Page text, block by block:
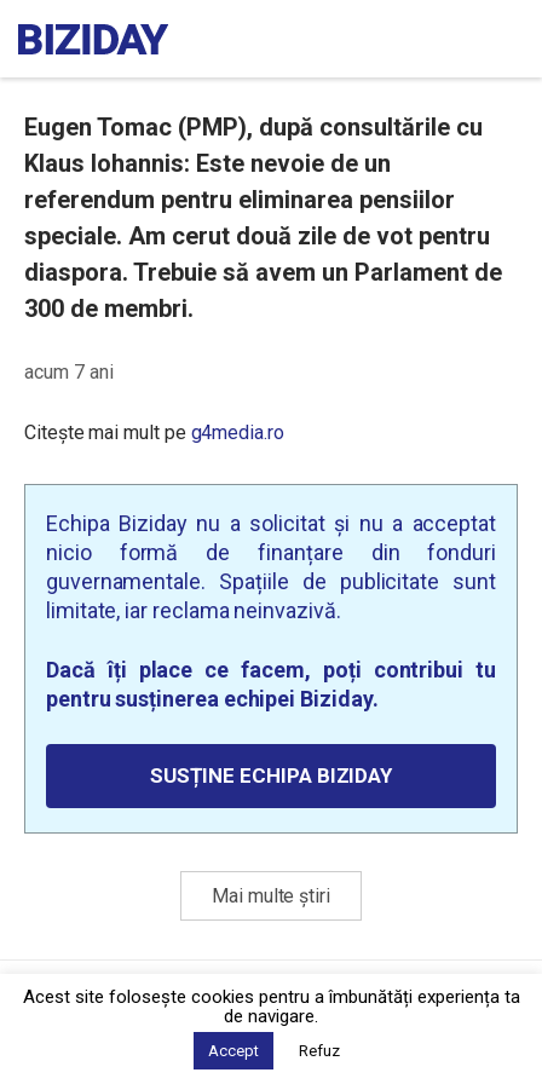
Eugen Tomac (PMP), după consultările cu
Klaus Iohannis: Este nevoie de un
referendum pentru eliminarea pensiilor
speciale. Am cerut două zile de vot pentru
diaspora. Trebuie să avem un Parlament de
300 de membri.
acum 7 ani
Citește mai mult pe g4media.ro
Echipa Biziday nu a solicitat și nu a acceptat
nicio formă de finanțare din fonduri
guvernamentale. Spațiile de publicitate sunt
limitate, iar reclama neinvazivă.
Dacă îți place ce facem, poți contribui tu
pentru susținerea echipei Biziday.
SUSȚINE ECHIPA BIZIDAY
Mai multe știri
Politica de confidențialitate·Contact
2026 © Biziday
Acest site foloseşte cookies pentru a îmbunătăți experiența ta
de navigare.
Accept Refuz